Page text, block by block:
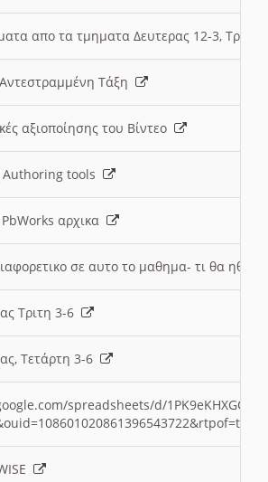
απο τα τμηματα Δευτερας 12-3,
Τάξη
αξιοποίησης του Βίντεο
tools
αρχικα
σε αυτο το μαθημα- τι θα
Τριτη 3-6
Τετάρτη 3-6
spreadsheets/d/